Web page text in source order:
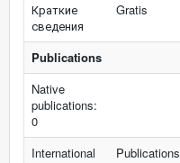
Краткие
сведения
Gratis
Publications
Native
publications:
0
International
Publications